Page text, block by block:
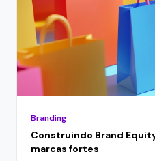
Branding
Construindo Brand
marcas fortes